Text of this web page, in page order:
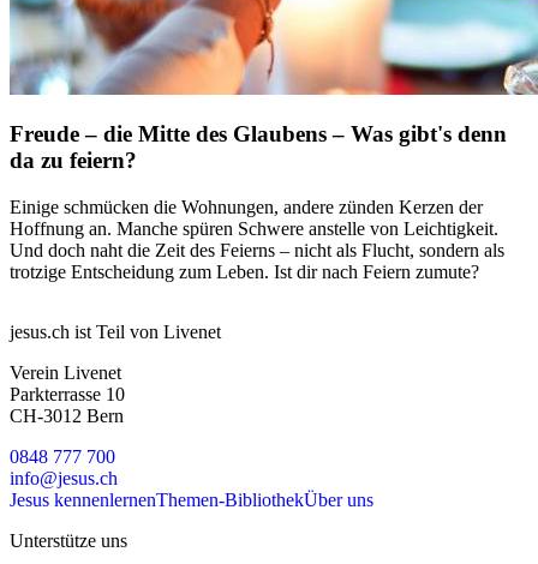
Freude – die Mitte des Glaubens – Was gibt's denn
da zu feiern?
Einige schmücken die Wohnungen, andere zünden Kerzen der
Hoffnung an. Manche spüren Schwere anstelle von Leichtigkeit.
Und doch naht die Zeit des Feierns – nicht als Flucht, sondern als
trotzige Entscheidung zum Leben. Ist dir nach Feiern zumute?
jesus.ch ist Teil von Livenet
Verein Livenet
Parkterrasse 10
CH-3012 Bern
0848 777 700
info@jesus.ch
Jesus kennenlernenThemen-BibliothekÜber uns
Unterstütze uns